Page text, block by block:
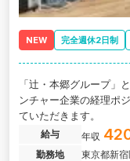
NEW 完全週休2日制
「辻・本郷グループ」
ンチャー企業の経理ポ
ていただきます。
給与 年収
勤務地
東京都新